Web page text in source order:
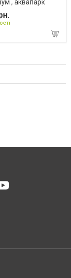
, аквапарк